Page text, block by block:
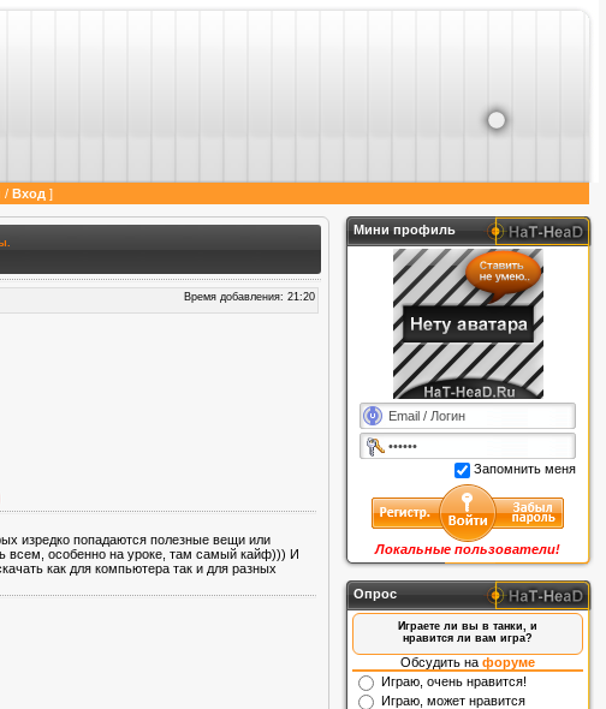
поучаствовать в различных конкурсах. Будь в курсе всего!
/ Вход ]
Время добавления: 21:20
изредко попадаются полезные вещи или
всем, особенно на уроке, там самый кайф))) И
как для компьютера так и для разных
Мини профиль
Запомнить меня
Локальные пользователи!
Опрос
Играете ли вы в танки, и
нравится ли вам игра?
Обсудить на форуме
Играю, очень нравится!
Играю, может нравится